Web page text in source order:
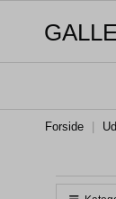
Forside